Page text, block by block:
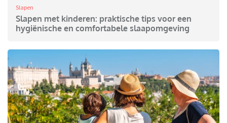
Slapen
Slapen met kinderen: praktische tips voor een
hygiënische en comfortabele slaapomgeving